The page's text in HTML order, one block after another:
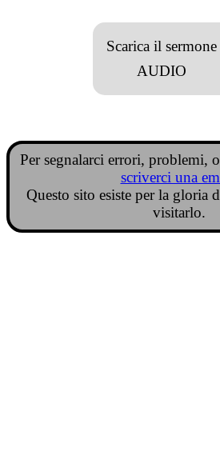
Scarica il sermone
AUDIO
Per segnalarci errori, problemi,
scriverci una
Questo sito esiste per la gloria
visitarlo.